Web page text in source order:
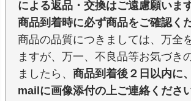
による返品・交換はご遠慮願います
商品到着時に必ず商品をご確認く
商品の品質につきましては、万全
ますが、万一、不良品等お気づき
ましたら、 商品到着後２日以内に
mailに画像添付の上ご連絡くださ